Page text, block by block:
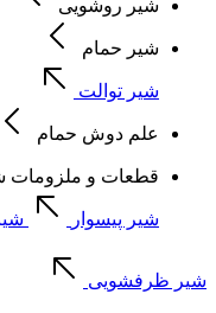
شیر روشویی
شیر حمام
شیر توالت
علم دوش حمام
قطعات و ملزومات
شیر پیسوار
شیر ظرفشویی